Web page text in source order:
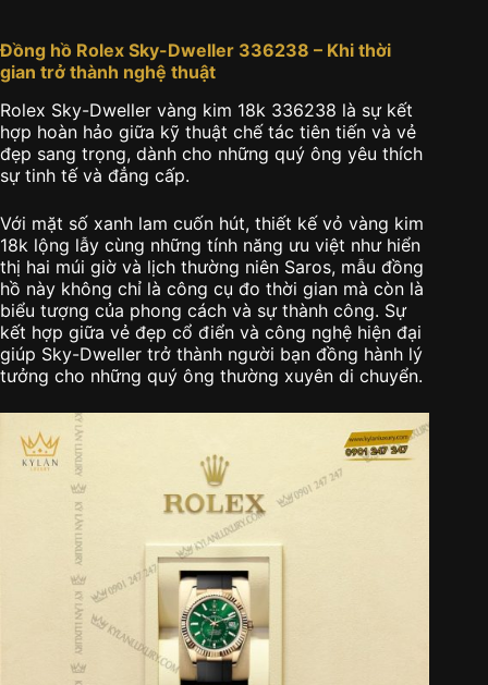
Đồng hồ Rolex Sky-Dweller 336238 – Khi thời
gian trở thành nghệ thuật
Rolex Sky-Dweller vàng kim 18k 336238 là sự kết
hợp hoàn hảo giữa kỹ thuật chế tác tiên tiến và vẻ
đẹp sang trọng, dành cho những quý ông yêu thích
sự tinh tế và đẳng cấp.
Với mặt số xanh lam cuốn hút, thiết kế vỏ vàng kim
18k lộng lẫy cùng những tính năng ưu việt như hiển
thị hai múi giờ và lịch thường niên Saros, mẫu đồng
hồ này không chỉ là công cụ đo thời gian mà còn là
biểu tượng của phong cách và sự thành công. Sự
kết hợp giữa vẻ đẹp cổ điển và công nghệ hiện đại
giúp Sky-Dweller trở thành người bạn đồng hành lý
tưởng cho những quý ông thường xuyên di chuyển.